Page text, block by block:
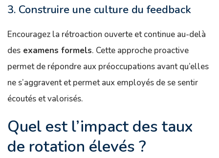
3. Construire une culture du feedback
Encouragez la rétroaction ouverte et continue au-delà
des examens formels. Cette approche proactive
permet de répondre aux préoccupations avant qu’elles
ne s’aggravent et permet aux employés de se sentir
écoutés et valorisés.
Quel est l’impact des taux
de rotation élevés ?